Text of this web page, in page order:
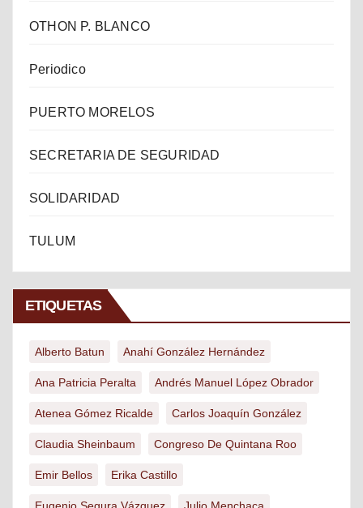
OTHON P. BLANCO
Periodico
PUERTO MORELOS
SECRETARIA DE SEGURIDAD
SOLIDARIDAD
TULUM
ETIQUETAS
Alberto Batun Anahí González Hernández
Ana Patricia Peralta Andrés Manuel López Obrador
Atenea Gómez Ricalde Carlos Joaquín González
Claudia Sheinbaum Congreso De Quintana Roo
Emir Bellos Erika Castillo